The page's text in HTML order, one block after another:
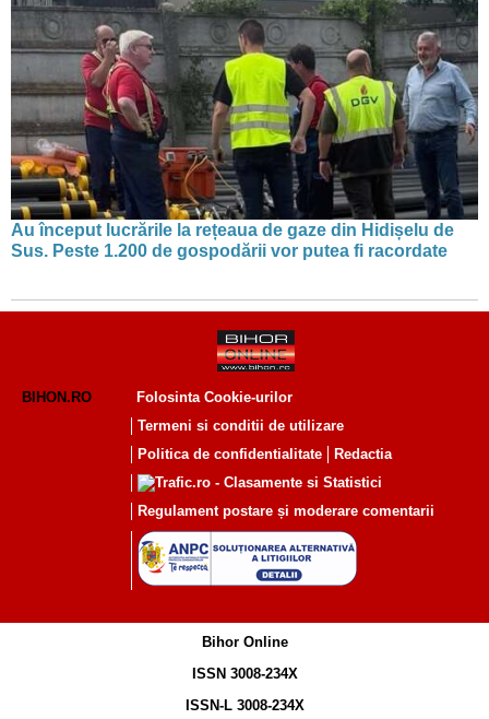
Au început lucrările la rețeaua de gaze din Hidișelu de
Sus. Peste 1.200 de gospodării vor putea fi racordate
BIHON.RO
Folosinta Cookie-urilor
Termeni si conditii de utilizare
Politica de confidentialitate
Redactia
Regulament postare și moderare comentarii
Bihor Online
ISSN 3008-234X
ISSN-L 3008-234X